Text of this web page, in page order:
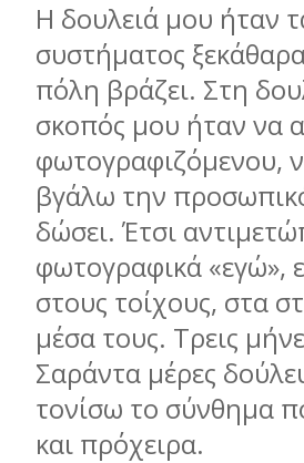
Η δουλειά μου ήταν
συστήματος
πόλη βράζει. Στη
σκοπός μου ήταν να
φωτογραφιζόμενου,
βγάλω την
δώσει. Έτσι
φωτογραφικά «εγώ»,
στους τοίχους, στα
μέσα τους. Τρεις
Σαράντα μέρες
τονίσω το σύνθημα
και πρόχειρα.